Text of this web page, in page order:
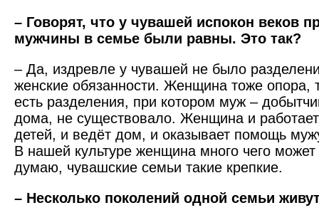
– Говорят, что у чувашей испокон веков
мужчины в семье были равны. Это так?
– Да, издревле у чувашей не было
женские обязанности. Женщина тоже опора,
есть разделения, при котором муж –
дома, не существовало. Женщина и
детей, и ведёт дом, и оказывает помощь
В нашей культуре женщина много чего
думаю, чувашские семьи такие крепкие.
– Несколько поколений одной семьи